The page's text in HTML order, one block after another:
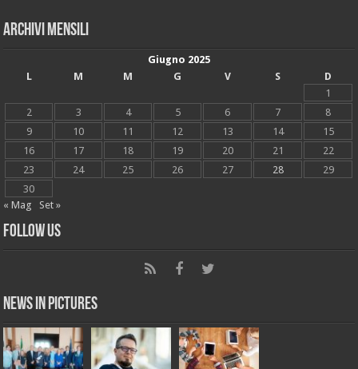
Archivi mensili
Giugno 2025
L
M M G V S
D
1
2
3 4 5 6 7
8
9
10 11 12 13 14
15
16
17 18 19 20 21
22
23
24 25 26 27 28
29
30
« Mag
Set »
Follow Us
News in Pictures